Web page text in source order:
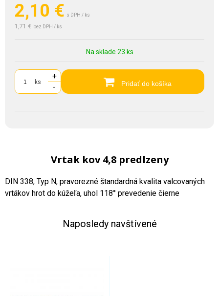
2,10 € s DPH / ks
1,71 € bez DPH / ks
Na sklade 23 ks
ks
+
-
Pridať do košíka
Vrtak kov 4,8 predlzeny
DIN 338, Typ N, pravorezné štandardná kvalita valcovaných
vrtákov hrot do kúžeľa, uhol 118° prevedenie čierne
Naposledy navštívené